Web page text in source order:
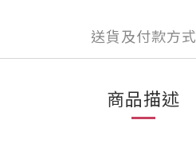
送貨及付款方式
商品描述